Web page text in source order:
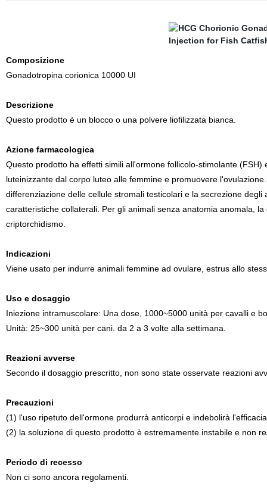
Composizione
Gonadotropina corionica 10000 UI
Descrizione
Questo prodotto è un blocco o una polvere liofilizzata bianca.
Azione farmacologica
Questo prodotto ha effetti simili all'ormone follicolo-stimolante
luteinizzante dal corpo luteo alle femmine e promuovere
differenziazione delle cellule stromali testicolari e la secrezione
caratteristiche collaterali. Per gli animali senza anatomia anomala,
criptorchidismo.
Indicazioni
Viene usato per indurre animali femmine ad ovulare, estrus allo
Uso e dosaggio
Iniezione intramuscolare: Una dose, 1000~5000 unità per cavalli e
Unità: 25~300 unità per cani. da 2 a 3 volte alla settimana.
Reazioni avverse
Secondo il dosaggio prescritto, non sono state osservate reazioni
Precauzioni
(1) l'uso ripetuto dell'ormone produrrà anticorpi e indebolirà
(2) la soluzione di questo prodotto è estremamente instabile e non
Periodo di recesso
Non ci sono ancora regolamenti.